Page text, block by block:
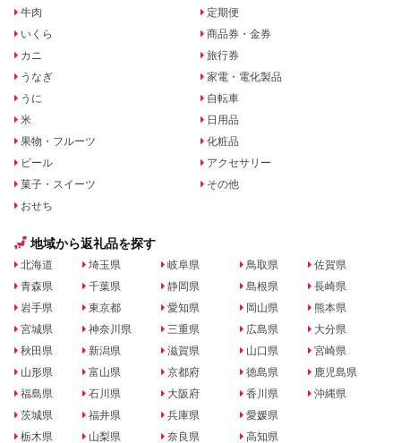
牛肉
いくら
カニ
うなぎ
うに
米
果物・フルーツ
ビール
菓子・スイーツ
おせち
定期便
商品券・金券
旅行券
家電・電化製品
自転車
日用品
化粧品
アクセサリー
その他
地域から返礼品を探す
北海道
青森県
岩手県
宮城県
秋田県
山形県
福島県
茨城県
栃木県
埼玉県
千葉県
東京都
神奈川県
新潟県
富山県
石川県
福井県
山梨県
岐阜県
静岡県
愛知県
三重県
滋賀県
京都府
大阪府
兵庫県
奈良県
鳥取県
島根県
岡山県
広島県
山口県
徳島県
香川県
愛媛県
高知県
佐賀県
長崎県
熊本県
大分県
宮崎県
鹿児島県
沖縄県